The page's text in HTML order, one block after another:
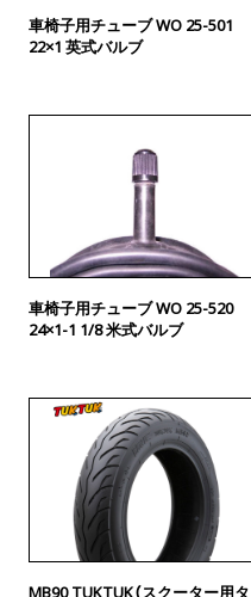
車椅子用チューブ WO 25-501
22×1 英式バルブ
車椅子用チューブ WO 25-520
24×1-1 1/8 米式バルブ
MB90 TUKTUK（スクーター用タ